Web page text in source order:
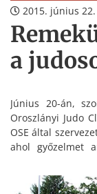
2015. június 22.
a
Június 20-án,
Oroszlányi Judo
OSE által
ahol győzelmet
Parti Balázs, Reim